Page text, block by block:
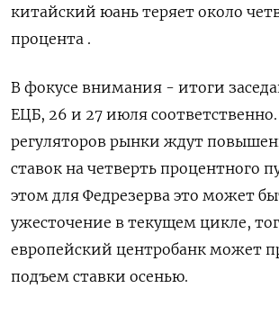
китайский юань теряет около
процента .
В фокусе внимания - итоги
ЕЦБ, 26 и 27 июля
регуляторов рынки ждут
ставок на четверть процентного
этом для Федрезерва это может
ужесточение в текущем цикле,
европейский центробанк может
подъем ставки осенью.